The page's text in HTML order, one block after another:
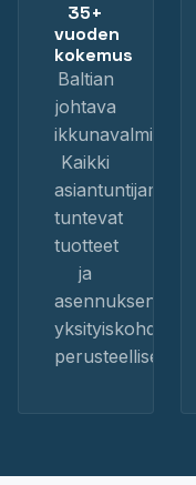
35+
vuoden
kokemus
Baltian
johtava
ikkunavalmistaja.
Kaikki
asiantuntijamme
tuntevat
tuotteet
ja
asennuksen
yksityiskohdat
perusteellisesti.